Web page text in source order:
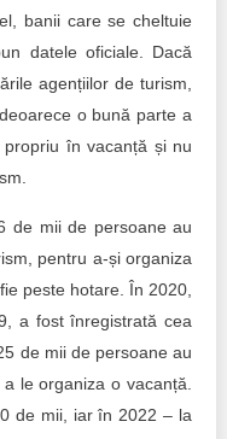
banii care se cheltuie
datele oficiale. Dacă
agențiilor de turism,
o bună parte a
în vacanță și nu
de mii de persoane au
pentru a-și organiza
peste hotare. În 2020,
a fost înregistrată cea
de mii de persoane au
le organiza o vacanță.
de mii, iar în 2022 – la